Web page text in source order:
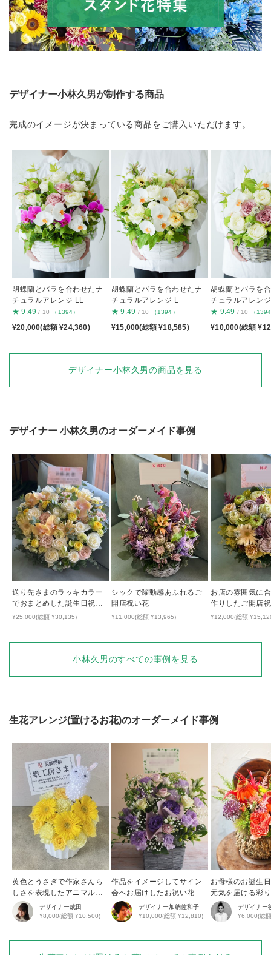
デザイナー小林久男が制作する商品
完成のイメージが決まっている商品をご購入いただけます。
胡蝶蘭とバラを合わせたナ
チュラルアレンジ LL
★ 9.49 / 10 （1394）
¥20,000(総額 ¥24,360)
胡蝶蘭とバラを合わせたナ
チュラルアレンジ L
★ 9.49 / 10 （1394）
¥15,000(総額 ¥18,585)
胡蝶蘭とバラを
チュラルアレン
★ 9.49 / 10 （
¥10,000(総額
デザイナー小林久男の商品を見る
デザイナー 小林久男のオーダーメイド事例
送り先さまのラッキカラー
でおまとめした誕生日祝い
のアレンジ
¥25,000(総額 ¥30,135)
シックで躍動感あふれるご
開店祝い花
¥11,000(総額 ¥13,965)
お店の雰囲気に
作りしたご開店
¥12,000(総額
小林久男のすべての事例を見る
生花アレンジ(置けるお花)のオーダーメイド事例
黄色とうさぎで作家さんら
しさを表現したアニマルア
レンジ
デザイナー成田
¥8,000(総額 ¥10,500)
作品をイメージしてサイン
会へお届けしたお祝い花
デザイナー加納佐和子
¥10,000(総額 ¥12,810)
お母様のお誕生
元気を届ける彩
花アレンジデザイナー
¥6,000(総